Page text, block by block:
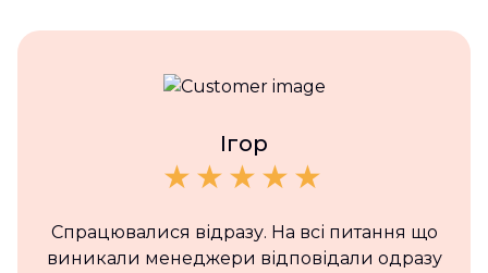
Ігор
Спрацювалися відразу. На всі питання що
виникали менеджери відповідали одразу